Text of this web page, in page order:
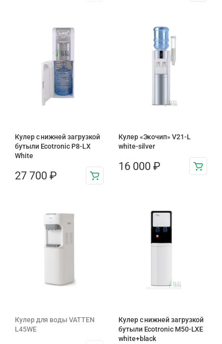
Кулер с нижней загрузкой
бутыли Ecotronic P8-LX
White
27 700 ₽
Кулер «Экочип» V21-L
white-silver
16 000 ₽
Кулер для воды VATTEN
L45WE
Кулер с нижней загрузкой
бутыли Ecotronic M50-LXE
white+black